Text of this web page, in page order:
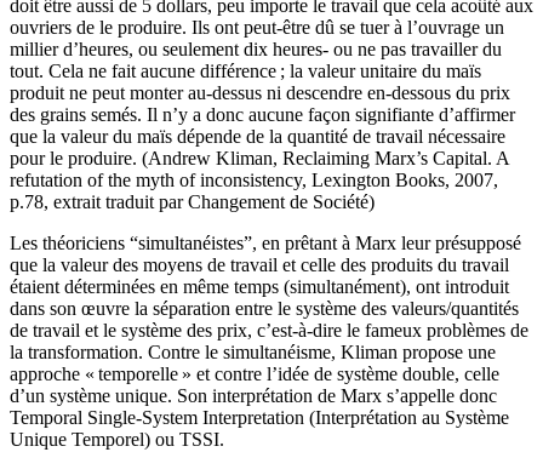
doit être aussi de 5 dollars, peu importe le travail que cela acoûté aux
ouvriers de le produire. Ils ont peut-être dû se tuer à l’ouvrage un
millier d’heures, ou seulement dix heures- ou ne pas travailler du
tout. Cela ne fait aucune différence ; la valeur unitaire du maïs
produit ne peut monter au-dessus ni descendre en-dessous du prix
des grains semés. Il n’y a donc aucune façon signifiante d’affirmer
que la valeur du maïs dépende de la quantité de travail nécessaire
pour le produire. (Andrew Kliman, Reclaiming Marx’s Capital. A
refutation of the myth of inconsistency, Lexington Books, 2007,
p.78, extrait traduit par Changement de Société)
Les théoriciens “simultanéistes”, en prêtant à Marx leur présupposé
que la valeur des moyens de travail et celle des produits du travail
étaient déterminées en même temps (simultanément), ont introduit
dans son œuvre la séparation entre le système des valeurs/quantités
de travail et le système des prix, c’est-à-dire le fameux problèmes de
la transformation. Contre le simultanéisme, Kliman propose une
approche « temporelle » et contre l’idée de système double, celle
d’un système unique. Son interprétation de Marx s’appelle donc
Temporal Single-System Interpretation (Interprétation au Système
Unique Temporel) ou TSSI.